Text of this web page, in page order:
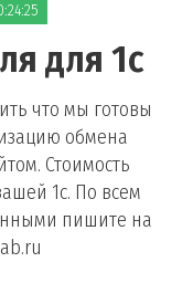
для 1с
что мы готовы
обмена
Стоимость
1с. По всем
пишите на